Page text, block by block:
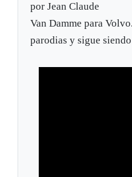
por Jean Claude
Van Damme para
parodias y sigue